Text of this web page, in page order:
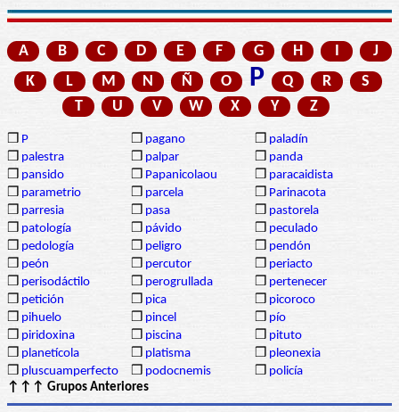
A B C D E F G H I
J
K
L M N Ñ O P Q R
S
T
U V W X Y Z
❒ P ❒ pagano ❒ paladín
❒ palestra ❒ palpar ❒ panda
❒ pansido ❒ Papanicolaou ❒ paracaidista
❒ parametrio ❒ parcela ❒ Parinacota
❒ parresia ❒ pasa ❒ pastorela
❒ patología ❒ pávido ❒ peculado
❒ pedología ❒ peligro ❒ pendón
❒ peón ❒ percutor ❒ periacto
❒ perisodáctilo ❒ perogrullada ❒ pertenecer
❒ petición ❒ pica ❒ picoroco
❒ pihuelo ❒ pincel ❒ pío
❒ piridoxina ❒ piscina ❒ pituto
❒ planetícola ❒ platisma ❒ pleonexia
❒ pluscuamperfecto ❒ podocnemis ❒ policía
↑↑↑ Grupos Anteriores